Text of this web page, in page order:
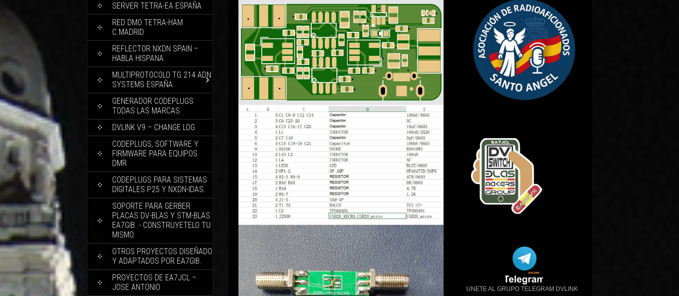
SERVER TETRA-EA ESPAÑA
RED DMO TETRA-HAM
C.MADRID
REFLECTOR NXDN SPAIN –
HABLA HISPANA
MULTIPROTOCOLO TG 214 ADN
SYSTEMS ESPAÑA
GENERADOR CODEPLUGS
TODAS LAS MARCAS
DVLINK V9 – CHANGE LOG
CODEPLUGS, SOFTWARE Y
FIRMWARE PARA EQUIPOS
DMR
CODEPLUGS PARA SISTEMAS
DIGITALES P25 Y NXDN-IDAS.
SOPORTE PARA GERBER
PLACAS DV-BLAS Y STM-BLAS
EA7GIB .- CONSTRUYETELO TU
MISMO.
OTROS PROYECTOS DISEÑADO
Y ADAPTADOS POR EA7GIB.
PROYECTOS DE EA7JCL –
JOSE ANTONIO
UNETE AL GRUPO TELEGRAM DVLINK